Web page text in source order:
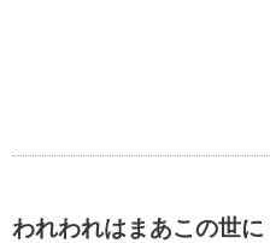
われわれはまあこの世に